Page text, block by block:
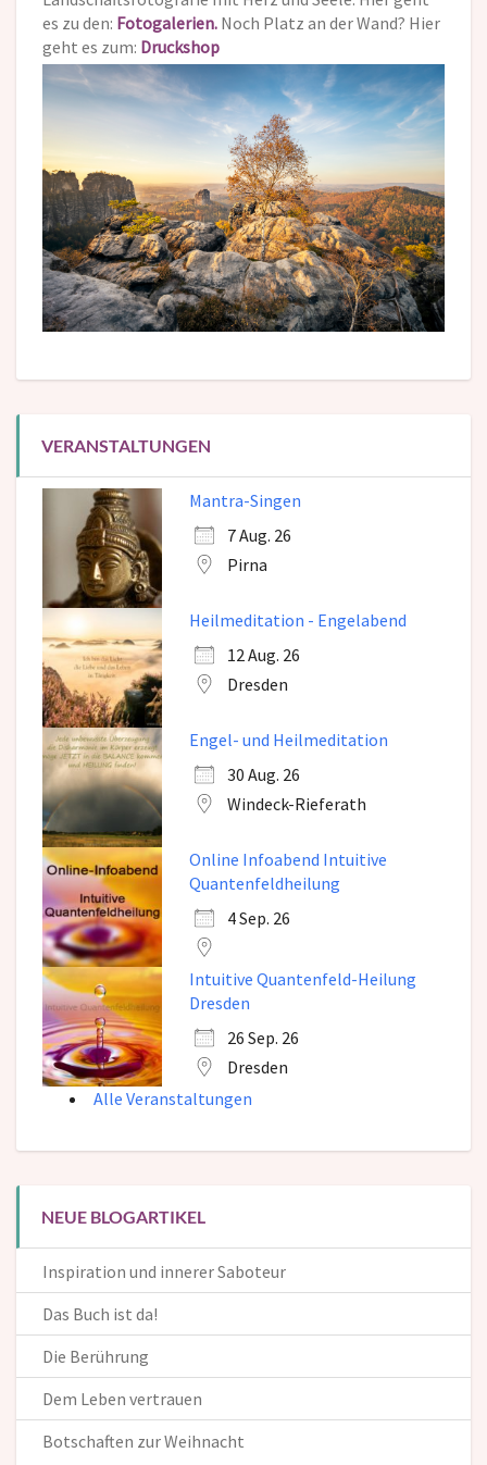
es zu den: Fotogalerien. Noch Platz an der Wand? Hier
geht es zum: Druckshop
VERANSTALTUNGEN
Mantra-Singen
7 Aug. 26
Pirna
Heilmeditation - Engelabend
12 Aug. 26
Dresden
Engel- und Heilmeditation
30 Aug. 26
Windeck-Rieferath
Online Infoabend Intuitive
Quantenfeldheilung
4 Sep. 26
Intuitive Quantenfeld-Heilung
Dresden
26 Sep. 26
Dresden
Alle Veranstaltungen
NEUE BLOGARTIKEL
Inspiration und innerer Saboteur
Das Buch ist da!
Die Berührung
Dem Leben vertrauen
Botschaften zur Weihnacht